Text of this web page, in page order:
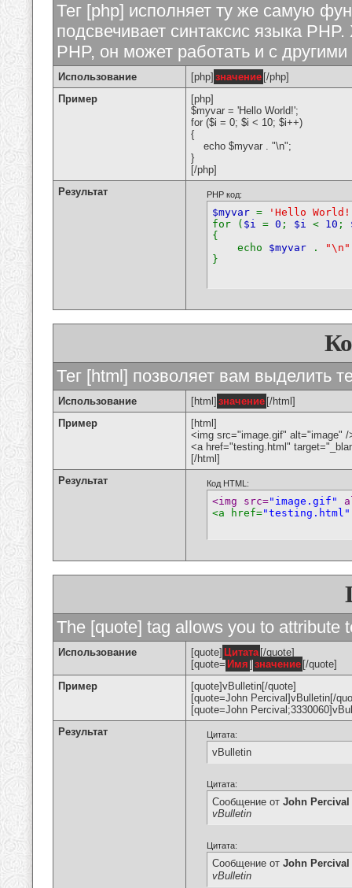
Тег [php] исполняет ту же самую
подсвечивает синтаксис языка
PHP, он может работать и с
Использование [php] значение [/php]
Пример
[php]
$myvar = 'Hello World!';
for ($i = 0; $i < 10; $i++)
{
echo $myvar . "\n";
}
[/php]
Результат
PHP код:
$myvar =
'Hello
for ( $i = 0 ; $i < 10 ;
{
echo $myvar . "\n"
}
Тег [html] позволяет вам выделить
Использование [html] значение [/html]
Пример
[html]
<img src="image.gif" alt="image" /
<a href="testing.html"
[/html]
Результат
Код HTML:
<img src="image.gif"
<a href="testing.html"
The [quote] tag allows you to attribute
Использование [quote] Цитата [/quote]
[quote= Имя ] значение [/quote]
Пример
[quote]vBulletin[/quote]
[quote=John Percival]vBulletin[/
[quote=John
Результат
Цитата:
vBulletin
Цитата:
Сообщение от John Percival
vBulletin
Цитата:
Сообщение от John Percival
vBulletin